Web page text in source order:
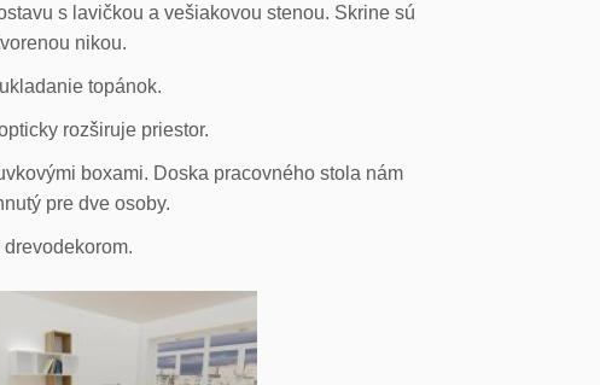
s lavičkou a vešiakovou stenou. Skrine sú
nikou.
topánok.
rozširuje priestor.
boxami. Doska pracovného stola nám
pre dve osoby.